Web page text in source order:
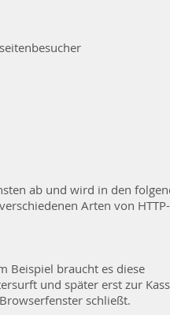
ab und wird in den
Arten von HTTP-
Beispiel braucht es diese
und später erst zur
schließt.